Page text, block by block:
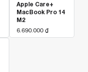
Apple Care+
MacBook Pro 14
M2
6.690.000 ₫